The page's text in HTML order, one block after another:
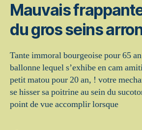
Mauvais
du gros seins
Tante immoral bourgeoise pour 65
ballonne lequel s’exhibe en cam
petit matou pour 20 an, ! votre
se hisser sa poitrine au sein du
point de vue accomplir lorsque